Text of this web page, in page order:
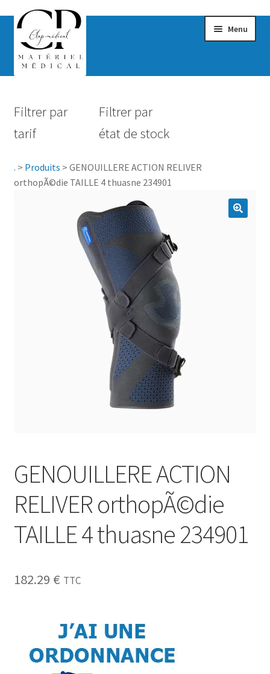
Menu
Hygiène
Rééducation
Accessoires Salle de bain
Vêtements & Chaussures
Filtrer par
tarif
Filtrer par
état de stock
. > Produits > GENOUILLERE ACTION RELIVER
orthopÃ©die TAILLE 4 thuasne 234901
GENOUILLERE ACTION
RELIVER orthopÃ©die
TAILLE 4 thuasne 234901
182.29 € TTC